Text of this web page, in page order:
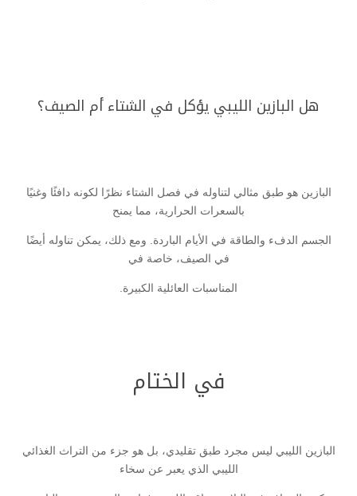
هل البازين الليبي يؤكل في الشتاء أم الصيف؟
البازين هو طبق مثالي لتناوله في فصل الشتاء نظرًا لكونه دافئًا وغنيًا
بالسعرات الحرارية، مما يمنح
الجسم الدفء والطاقة في الأيام الباردة. ومع ذلك، يمكن تناوله أيضًا
في الصيف، خاصة في
المناسبات العائلية الكبيرة.
في الختام
البازين الليبي ليس مجرد طبق تقليدي، بل هو جزء من التراث الغذائي
الليبي الذي يعبر عن سخاء